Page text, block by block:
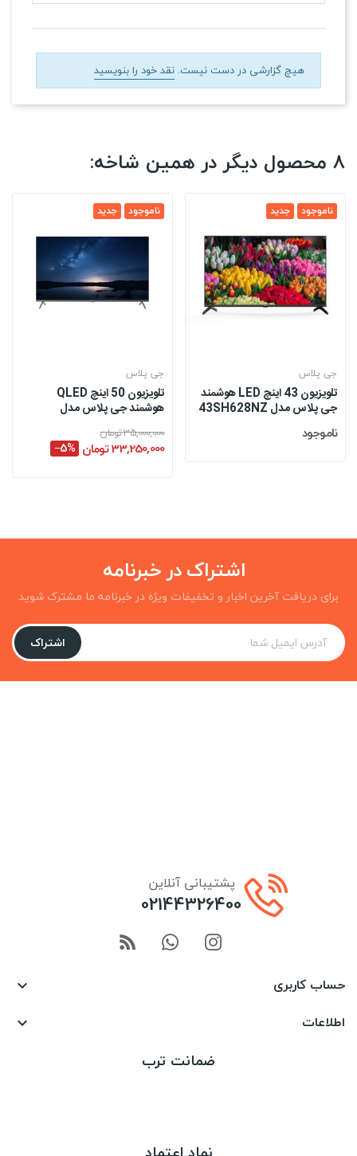
هیچ گزارشی در دست نیست. نقد خود را بنویسید
8 محصول دیگر در همین شاخه:
جدید ناموجود
جی پلاس
تلویزیون 50 اینچ QLED
هوشمند جی پلاس مدل
50SQ778N
35,000,000 تومان
33,250,000 تومان ‎−5%
جدید ناموجود
جی پلاس
تلویزیون 43 اینچ LED هوشمند
جی پلاس مدل 43SH628NZ
ناموجود
اشتراک در خبرنامه
برای دریافت آخرین اخبار و تخفیفات ویژه در خبرنامه ما مشترک شوید
اشتراک
پشتیبانی آنلاین
02144326400
حساب کاربری 
اطلاعات 
ضمانت ترب